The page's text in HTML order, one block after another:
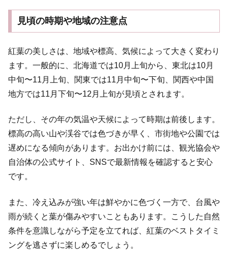
見頃の時期や地域の注意点
紅葉の美しさは、地域や標高、気候によって大きく変わり
ます。一般的に、北海道では10月上旬から、東北は10月
中旬〜11月上旬、関東では11月中旬〜下旬、関西や中国
地方では11月下旬〜12月上旬が見頃とされます。
ただし、その年の気温や天候によって時期は前後します。
標高の高い山や渓谷では色づきが早く、市街地や公園では
遅めになる傾向があります。お出かけ前には、観光協会や
自治体の公式サイト、SNSで最新情報を確認すると安心
です。
また、冷え込みが強い年は鮮やかに色づく一方で、台風や
雨が続くと葉が傷みやすいこともあります。こうした自然
条件を意識しながら予定を立てれば、紅葉のベストタイミ
ングを逃さずに楽しめるでしょう。